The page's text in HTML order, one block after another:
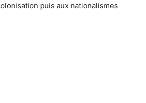
puis aux nationalismes